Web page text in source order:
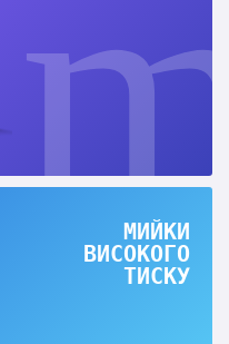
МИЙКИ
ВИСОКОГО
ТИСКУ